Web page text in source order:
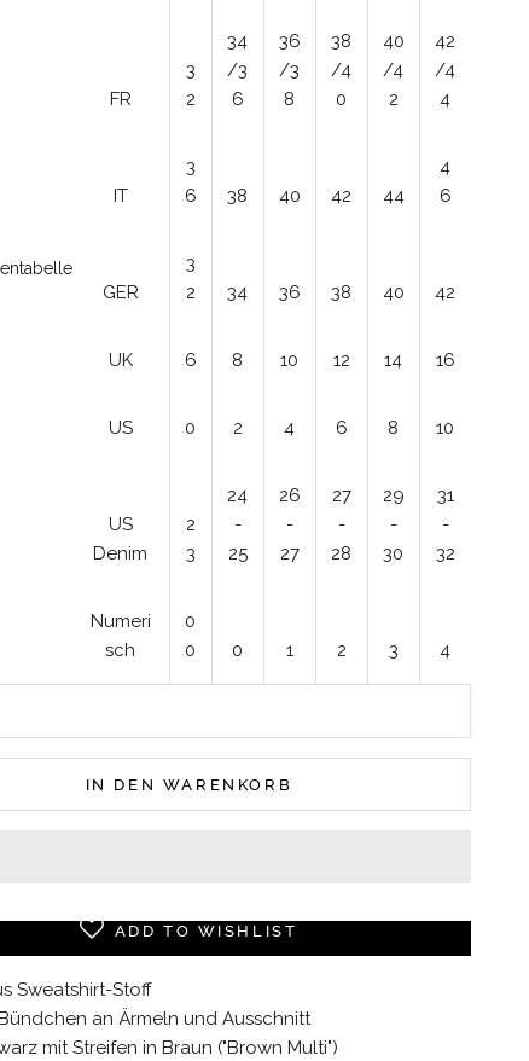
FR
3
2
34
/3
6
36
/3
8
38
/4
0
40
/4
2
42
/4
4
IT
3
6
38 40 42 44
4
6
GER
3
2
34 36 38 40 42
UK 6 8 10 12 14 16
US 0 2 4 6 8 10
US
Denim
2
3
24
-
25
26
-
27
27
-
28
29
-
30
31
-
32
Numeri
sch
0
0
0 1 2 3 4
IN DEN WARENKORB
ADD TO WISHLIST
Sweatshirt-Stoff
an Ärmeln und Ausschnitt
mit Streifen in Braun ("Brown Multi")